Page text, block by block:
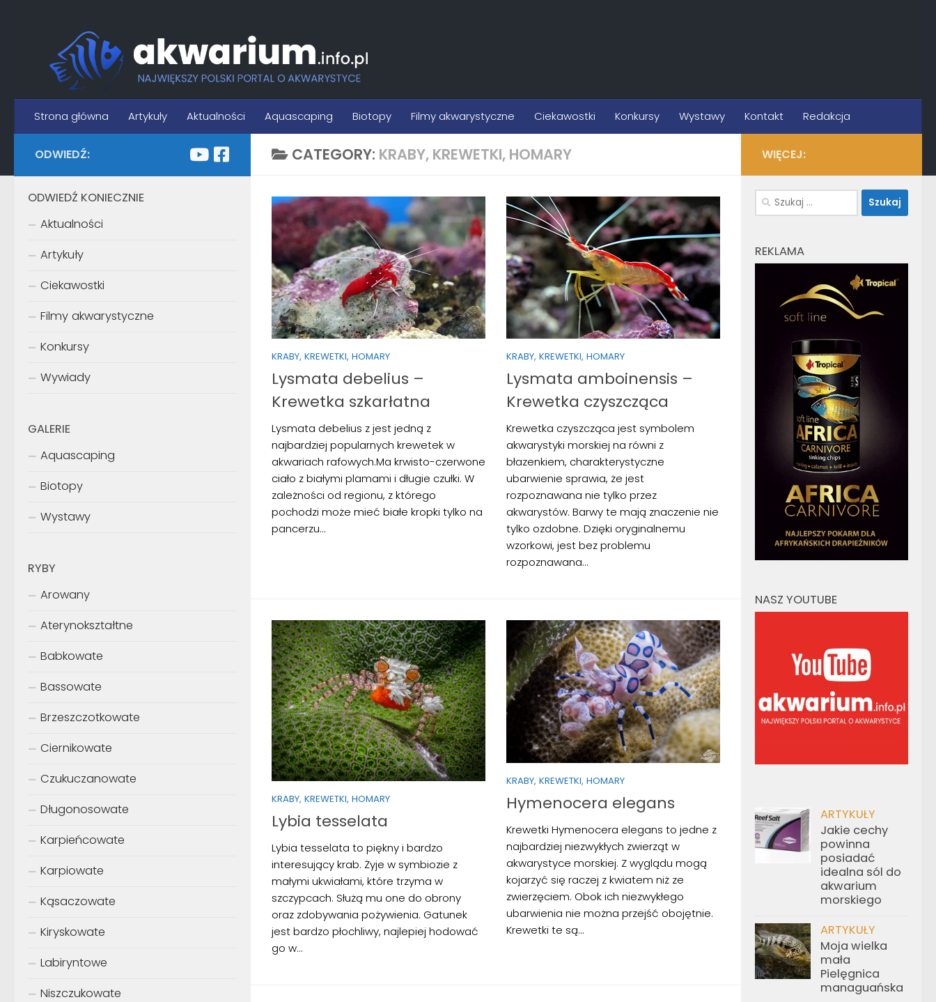
Strona główna Artykuły Aktualności Aquascaping Biotopy Filmy akwarystyczne Ciekawostki Konkursy Wystawy Kontakt Redakcja
CATEGORY: KRABY, KREWETKI, HOMARY
KRABY, KREWETKI, HOMARY
Lysmata debelius –
Krewetka szkarłatna
Lysmata debelius z jest jedną z
najbardziej popularnych krewetek w
akwariach rafowych.Ma krwisto-czerwone
ciało z białymi plamami i długie czułki. W
zależności od regionu, z którego
pochodzi może mieć białe kropki tylko na
pancerzu...
KRABY, KREWETKI, HOMARY
Lysmata amboinensis –
Krewetka czyszcząca
Krewetka czyszcząca jest symbolem
akwarystyki morskiej na równi z
błazenkiem, charakterystyczne
ubarwienie sprawia, że jest
rozpoznawana nie tylko przez
akwarystów. Barwy te mają znaczenie nie
tylko ozdobne. Dzięki oryginalnemu
wzorkowi, jest bez problemu
rozpoznawana...
KRABY, KREWETKI, HOMARY
Lybia tesselata
Lybia tesselata to piękny i bardzo
interesujący krab. Żyje w symbiozie z
małymi ukwiałami, które trzyma w
szczypcach. Służą mu one do obrony
oraz zdobywania pożywienia. Gatunek
jest bardzo płochliwy, najlepiej hodować
go w...
KRABY, KREWETKI, HOMARY
Hymenocera elegans
Krewetki Hymenocera elegans to jedne z
najbardziej niezwykłych zwierząt w
akwarystyce morskiej. Z wyglądu mogą
kojarzyć się raczej z kwiatem niż ze
zwierzęciem. Obok ich niezwykłego
ubarwienia nie można przejść obojętnie.
Krewetki te są...
ODWIEDŹ:
ODWIEDŹ KONIECZNIE
Aktualności
Artykuły
Ciekawostki
Filmy akwarystyczne
Konkursy
Wywiady
GALERIE
Aquascaping
Biotopy
Wystawy
RYBY
Arowany
Aterynokształtne
Babkowate
Bassowate
Brzeszczotkowate
Ciernikowate
Czukuczanowate
Długonosowate
Karpieńcowate
Karpiowate
Kąsaczowate
Kiryskowate
Labiryntowe
Niszczukowate
WIĘCEJ:
Szukaj:
REKLAMA
NASZ YOUTUBE
ARTYKUŁY
Jakie cechy
powinna
posiadać
idealna sól do
akwarium
morskiego
ARTYKUŁY
Moja wielka
mała
Pielęgnica
managuańska